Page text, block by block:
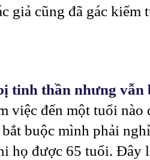
giả cũng đã gác kiếm
tinh thần nhưng vẫn
việc đến một tuổi nào
buộc mình phải
họ được 65 tuổi. Đây